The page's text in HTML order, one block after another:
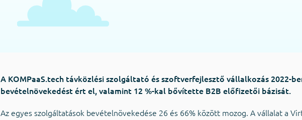
A KOMPaaS.tech távközlési szolgáltató és szoftverfejlesztő vállalkozás 2022-
bevételnövekedést ért el, valamint 12 %-kal bővítette B2B előfizetői bázisát.
Az egyes szolgáltatások bevételnövekedése 26 és 66% között mozog. A vállalat a